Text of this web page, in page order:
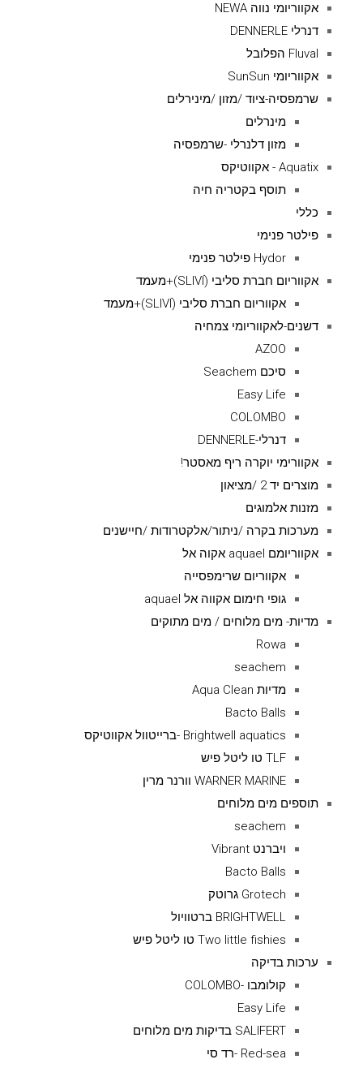
אקווריומי נווה NEWA
דנרלי DENNERLE
Fluval הפלובל
אקווריומי SunSun
שרמפסיה-ציוד /מזון /מינירלים
מינרלים
מזון דלנרלי -שרמפסיה
Aquatix - אקווטיקס
תוסף בקטריה חיה
כללי
פילטר פנימי
Hydor פילטר פנימי
אקווריום חברת סליבי (SLIVIׂׂ)+מעמד
אקווריום חברת סליבי (SLIVIׂׂ)+מעמד
דשנים-לאקווריומי צמחיה
AZOO
סיכם Seachem
Easy Life
COLOMBO
דנרלי-DENNERLE
אקוורימי יוקרה ריף מאסטר!
מוצרים יד 2 /מציאון
מזנות אלמוגים
מערכות בקרה /ניתור/אלקטרודות /חיישנים
אקווריומם aquael אקוה אל
אקווריום שרימפסייה
גופי חימום אקווה אל aquael
מדיות- מים מלוחים / מים מתוקים
Rowa
seachem
מדיות Aqua Clean
Bacto Balls
Brightwell aquatics -ברייטוול אקווטיקס
TLF טו ליטל פיש
WARNER MARINE וורנר מרין
תוספים מים מלוחים
seachem
ויברנט Vibrant
Bacto Balls
Grotech גרוטק
BRIGHTWELL ברטוויול
Two little fishies טו ליטל פיש
ערכות בדיקה
קולומבו -COLOMBO
Easy Life
SALIFERT בדיקות מים מלוחים
Red-sea -רד סי